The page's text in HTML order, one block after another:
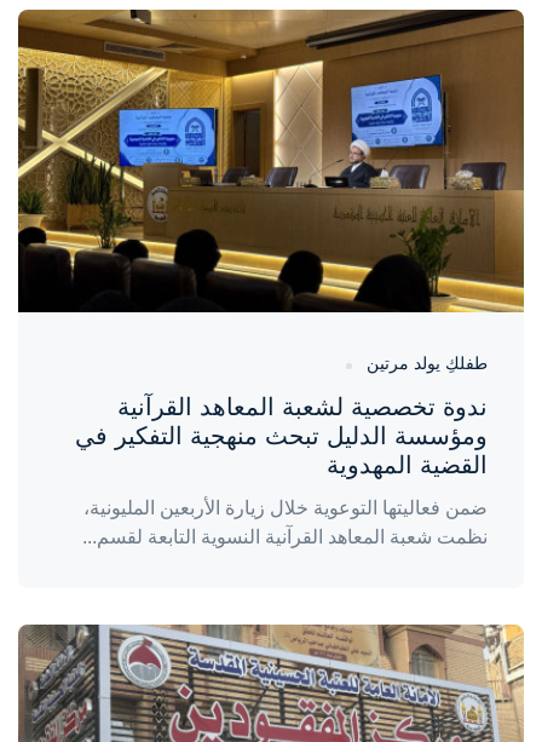
واحة المرأة
طفلكِ يولد مرتين
ندوة تخصصية لشعبة المعاهد القرآنية
ومؤسسة الدليل تبحث منهجية التفكير في
القضية المهدوية
ضمن فعاليتها التوعوية خلال زيارة الأربعين المليونية،
نظمت شعبة المعاهد القرآنية النسوية التابعة لقسم...
واحة المرأة
منذ 5 أيام